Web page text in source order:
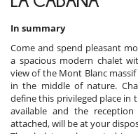
In summary
Come and spend pleasant
a spacious modern chalet
view of the Mont Blanc
in the middle of nature.
define this privileged place in
available and the
attached, will be at your